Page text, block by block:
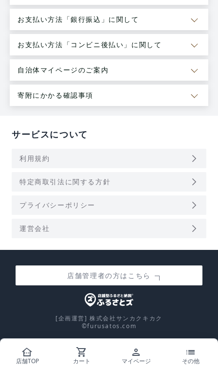
お支払い方法「銀行振込」に関して
お支払い方法「コンビニ後払い」に関して
自治体マイページのご案内
寄附にかかる確認事項
サービスについて
利用規約 arrow_forward_ios
特定商取引法に関する方針 arrow_forward_ios
プライバシーポリシー arrow_forward_ios
運営会社 arrow_forward_ios
店舗管理者の方はこちら
[企画運営] 株式会社サンカクキカク
©furusatos.com
other_houses
店舗TOP
shopping_cart
カート
person
マイページ
list
その他
calculate控除上限額シミュレーション